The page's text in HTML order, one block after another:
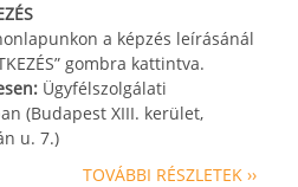
a képzés leírásánál
gombra kattintva.
Ügyfélszolgálati
(Budapest XIII. kerület,
u. 7.)
TOVÁBBI RÉSZLETEK ››